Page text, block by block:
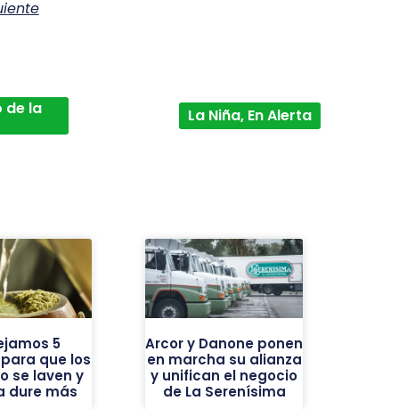
de la La Niña, En Alerta
5
que los
se laven y
dure más
Arcor y Danone ponen
en marcha su alianza
y unifican el negocio
de La Serenísima